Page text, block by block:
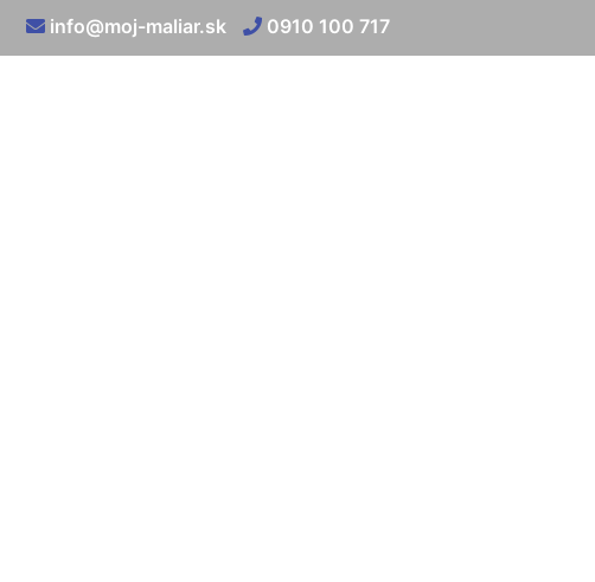
info@moj-maliar.sk 0910 100 717